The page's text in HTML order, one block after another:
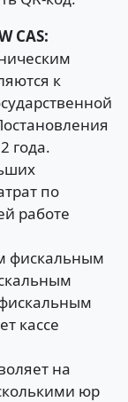
CAS:
к
года.
по
работе
фискальным
кассе
на
юр